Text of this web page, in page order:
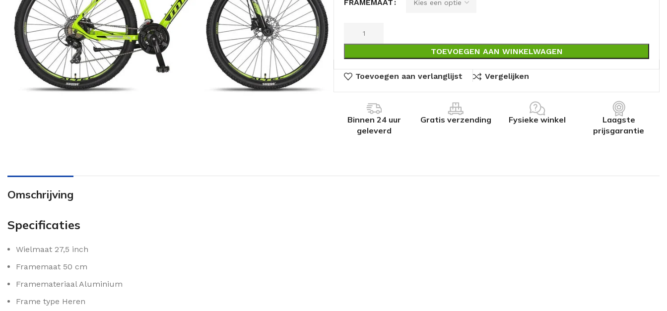
FRAMEMAAT
TOEVOEGEN AAN WINKELWAGEN
Toevoegen aan verlanglijst Vergelijken
Binnen 24 uur
geleverd
Gratis verzending Fysieke winkel
Laagste
prijsgarantie
Omschrijving
Specificaties
Wielmaat 27,5 inch
Framemaat 50 cm
FramemateriaalAluminium
Frame type Heren